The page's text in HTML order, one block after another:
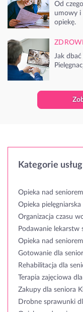
Od
umowy i
opiekę.
Jak
Kategorie usług
Opieka nad
Opieka
Organizacja czasu
Podawanie lekarstw
Opieka nad
Gotowanie dla
Rehabilitacja dla
Terapia zajęciowa
Zakupy dla seniora
Drobne sprawunki